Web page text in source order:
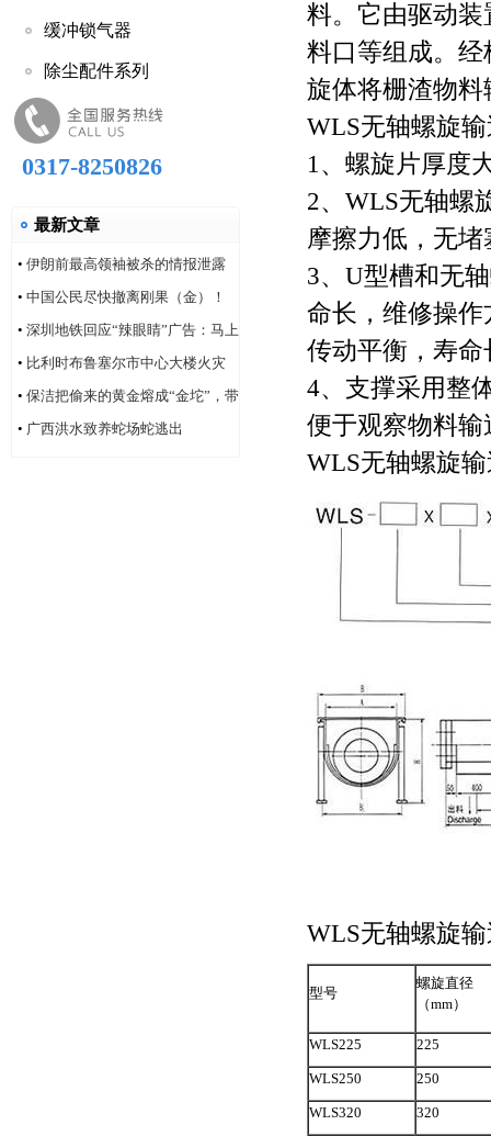
缓冲锁气器
除尘配件系列
0317-8250826
最新文章
• 伊朗前最高领袖被杀的情报泄露
问题，“很可能仍然存在”
• 中国公民尽快撤离刚果（金）！
• 深圳地铁回应“辣眼睛”广告：马上
改！
• 比利时布鲁塞尔市中心大楼火灾
造成6人死亡
• 保洁把偷来的黄金熔成“金坨”，带
着家人连夜逃跑
• 广西洪水致养蛇场蛇逃出
料。它由驱动
料口等组成。
旋体将栅渣物
WLS无轴螺旋
1、螺旋片厚度
2、WLS无轴螺
摩擦力低，无
3、U型槽和无
命长，维修操
传动平衡，寿命
4、支撑采用整
便于观察物料输
WLS无轴螺旋
WLS无轴螺旋
型号
螺旋直径
（mm）
WLS225 225
WLS250 250
WLS320 320